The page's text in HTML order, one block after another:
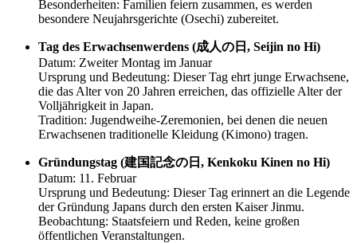
Besonderheiten: Familien feiern zusammen, es werden
besondere Neujahrsgerichte (Osechi) zubereitet.
Tag des Erwachsenwerdens (成人の日, Seijin no Hi)
Datum: Zweiter Montag im Januar
Ursprung und Bedeutung: Dieser Tag ehrt junge Erwachsene,
die das Alter von 20 Jahren erreichen, das offizielle Alter der
Volljährigkeit in Japan.
Tradition: Jugendweihe-Zeremonien, bei denen die neuen
Erwachsenen traditionelle Kleidung (Kimono) tragen.
Gründungstag (建国記念の日, Kenkoku Kinen no Hi)
Datum: 11. Februar
Ursprung und Bedeutung: Dieser Tag erinnert an die Legende
der Gründung Japans durch den ersten Kaiser Jinmu.
Beobachtung: Staatsfeiern und Reden, keine großen
öffentlichen Veranstaltungen.